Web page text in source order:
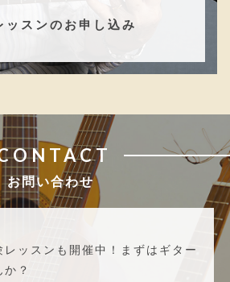
ッスンのお申し込み
お問い合わせ
ッスンも開催中！
まずはギター
？